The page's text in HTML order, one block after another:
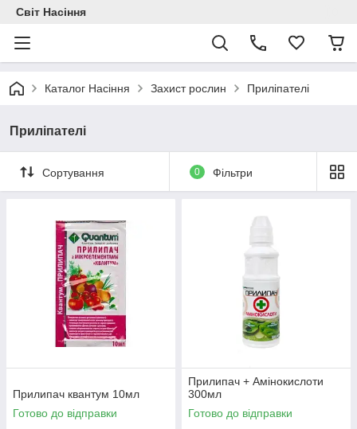
Світ Насіння
Каталог Насіння Захист рослин Приліпателі
Приліпателі
Сортування 0 Фільтри
Прилипач квантум 10мл
Готово до відправки
Прилипач + Амінокислоти
300мл
Готово до відправки